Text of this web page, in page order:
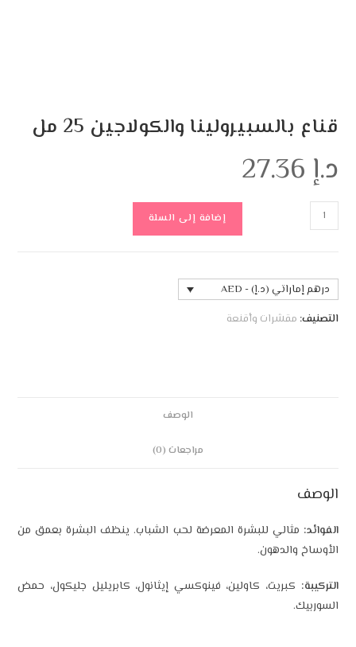
قناع بالسبيرولينا والكولاجين 25 مل
د.إ
إضافة إلى السلة
درهم إماراتي (د.إ) - AED
التصنيف: مقشرات وأقنعة
الوصف
مراجعات (0)
الوصف
الفوائد: مثالي للبشرة المعرضة لحب الشباب. ينظف البشرة بعمق من
الأوساخ والدهون.
التركيبة: كبريت، كاولين، فينوكسي إيثانول، كابريليل جليكول، حمض
السوربيك.